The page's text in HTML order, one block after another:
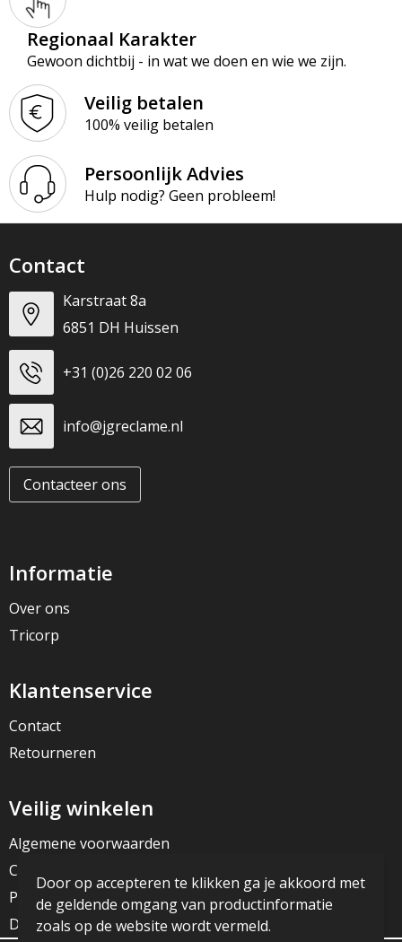
Regionaal Karakter
Gewoon dichtbij - in wat we doen en wie we zijn.
Veilig betalen
100% veilig betalen
Persoonlijk Advies
Hulp nodig? Geen probleem!
Contact
Karstraat 8a
6851 DH Huissen
+31 (0)26 220 02 06
info@jgreclame.nl
Contacteer ons
Informatie
Over ons
Tricorp
Klantenservice
Contact
Retourneren
Veilig winkelen
Algemene voorwaarden
Cookieverklaring
Privacyverklaring
Disclaimer
Door op accepteren te klikken ga je akkoord met
de geldende omgang van productinformatie
zoals op de website wordt vermeld.